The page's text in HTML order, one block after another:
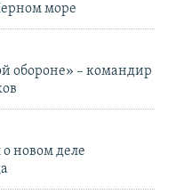
море
обороне» – командир
новом деле